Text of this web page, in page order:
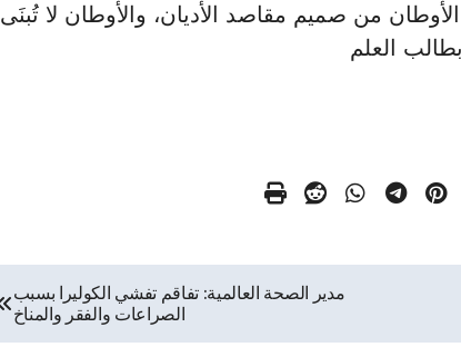
من صميم مقاصد الأديان، والأوطان لا تُبنَى
العلم
مدير الصحة العالمية: تفاقم تفشي الكوليرا بسبب
الصراعات والفقر والمناخ